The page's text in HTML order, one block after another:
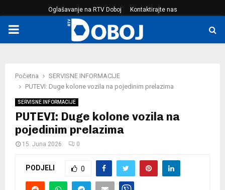
Oglašavanje na RTV Doboj Kontaktirajte nas
PRIMARY
Početna
SERVISNE INFORMACIJE
PUTEVI: Duge kolone vozila na pojedinim prelazima
SERVISNE INFORMACIJE
PUTEVI: Duge kolone vozila na
pojedinim prelazima
15. Juna 2026. 0
PODJELI 0